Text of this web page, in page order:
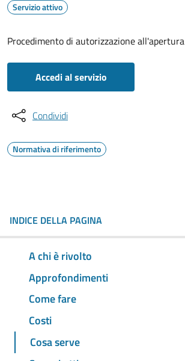
Servizio attivo
Procedimento di autorizzazione all'apertura
Accedi al servizio
Condividi
Normativa di riferimento
INDICE DELLA PAGINA
A chi è rivolto
Approfondimenti
Come fare
Costi
Cosa serve